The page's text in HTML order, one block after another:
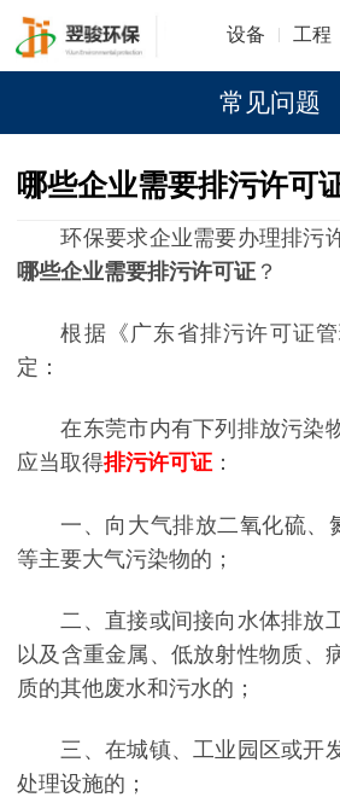
设备 工程
常见问题
哪些企业需要排污许可
环保要求企业需要办理排污
哪些企业需要排污许可证 ？
根据《广东省排污许可证
定：
在东莞市内有下列排放污染
应当取得排污许可证 ：
一、向大气排放二氧化硫、
等主要大气污染物的；
二、直接或间接向水体排放
以及含重金属、低放射性物质、
质的其他废水和污水的；
三、在城镇、工业园区或开
处理设施的；